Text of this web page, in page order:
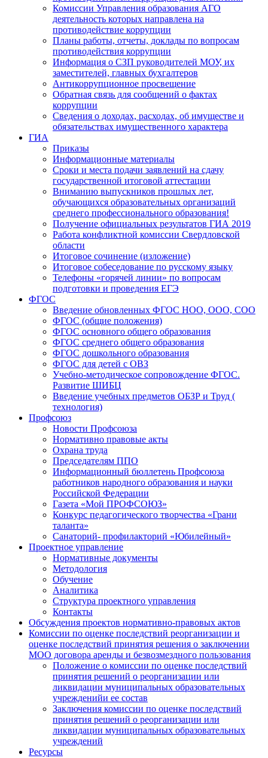
Комиссии Управления образования АГО
деятельность которых направлена на
противодействие коррупции
Планы работы, отчеты, доклады по вопросам
противодействия коррупции
Информация о СЗП руководителей МОУ, их
заместителей, главных бухгалтеров
Антикоррупционное просвещение
Обратная связь для сообщений о фактах
коррупции
Сведения о доходах, расходах, об имуществе и
обязательствах имущественного характера
ГИА
Приказы
Информационные материалы
Сроки и места подачи заявлений на сдачу
государственной итоговой аттестации
Вниманию выпускников прошлых лет,
обучающихся образовательных организаций
среднего профессионального образования!
Получение официальных результатов ГИА 2019
Работа конфликтной комиссии Свердловской
области
Итоговое сочинение (изложение)
Итоговое собеседование по русскому языку
Телефоны «горячей линии» по вопросам
подготовки и проведения ЕГЭ
ФГОС
Введение обновленных ФГОС НОО, ООО, СОО
ФГОС (общие положения)
ФГОС основного общего образования
ФГОС среднего общего образования
ФГОС дошкольного образования
ФГОС для детей с ОВЗ
Учебно-методическое сопровождение ФГОС.
Развитие ШИБЦ
Введение учебных предметов ОБЗР и Труд (
технология)
Профсоюз
Новости Профсоюза
Нормативно правовые акты
Охрана труда
Председателям ППО
Информационный бюллетень Профсоюза
работников народного образования и науки
Российской Федерации
Газета «Мой ПРОФСОЮЗ»
Конкурс педагогического творчества «Грани
таланта»
Санаторий- профилакторий «Юбилейный»
Проектное управление
Нормативные документы
Методология
Обучение
Аналитика
Структура проектного управления
Контакты
Обсуждения проектов нормативно-правовых актов
Комиссии по оценке последствий реорганизации и
оценке последствий принятия решения о заключении
МОО договора аренды и безвозмездного пользования
Положение о комиссии по оценке последствий
принятия решений о реорганизации или
ликвидации муниципальных образовательных
учрежденийи ее состав
Заключения комиссии по оценке последствий
принятия решений о реорганизации или
ликвидации муниципальных образовательных
учреждений
Ресурсы